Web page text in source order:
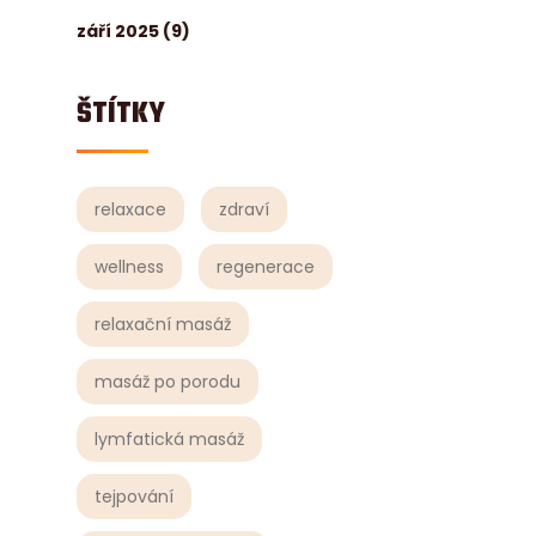
září 2025 (9)
ŠTÍTKY
relaxace zdraví
wellness regenerace
relaxační masáž
masáž po porodu
lymfatická masáž
tejpování